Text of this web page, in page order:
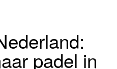
padel in